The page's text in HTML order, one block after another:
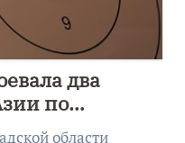
два
по
области